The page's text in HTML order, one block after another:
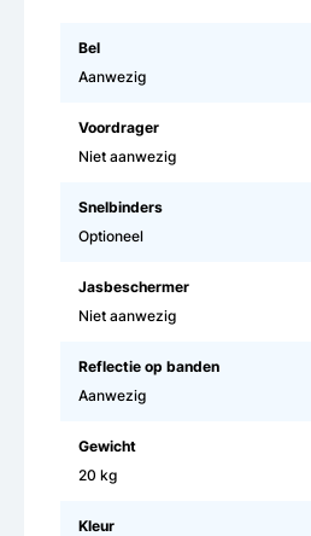
Bel
Aanwezig
Voordrager
Niet aanwezig
Snelbinders
Optioneel
Jasbeschermer
Niet aanwezig
Reflectie op banden
Aanwezig
Gewicht
20 kg
Kleur